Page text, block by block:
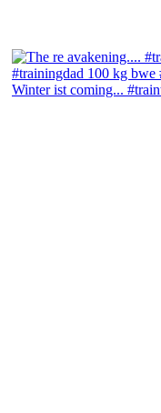
Winter ist coming...